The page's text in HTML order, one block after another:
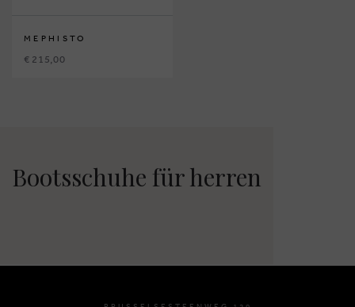
MEPHISTO
€ 215,00
Bootsschuhe für herren